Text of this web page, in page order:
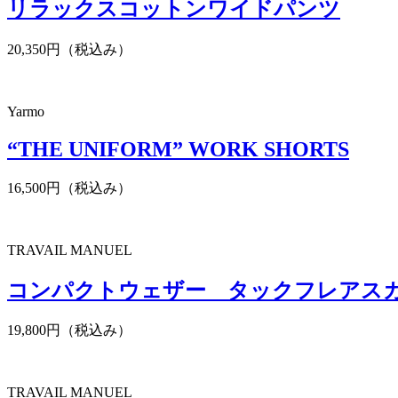
リラックスコットンワイドパンツ
20,350円（税込み）
Yarmo
“THE UNIFORM” WORK SHORTS
16,500円（税込み）
TRAVAIL MANUEL
コンパクトウェザー タックフレアス
19,800円（税込み）
TRAVAIL MANUEL